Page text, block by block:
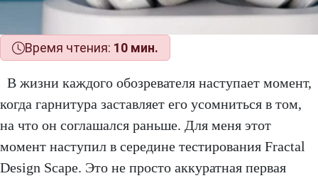
Время чтения: 10 мин.
В жизни каждого обозревателя наступает момент,
когда гарнитура заставляет его усомниться в том,
на что он соглашался раньше. Для меня этот
момент наступил в середине тестирования Fractal
Design Scape. Это не просто аккуратная первая